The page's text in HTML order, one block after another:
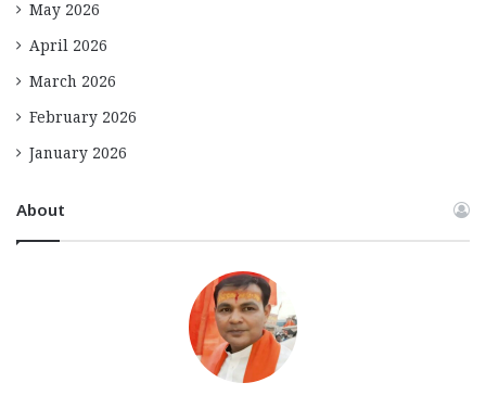
May 2026
April 2026
March 2026
February 2026
January 2026
About